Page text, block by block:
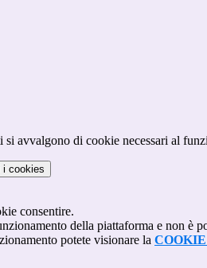
avvalgono di cookie necessari al
i cookies
consentire.
della piattaforma e non è
potete visionare la